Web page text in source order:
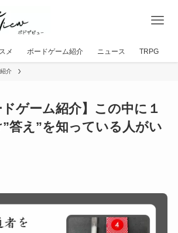
メ ボードゲーム紹介 ニュース TRPG
介
ドゲーム紹介】この中に１
”答え”を知っている人がい